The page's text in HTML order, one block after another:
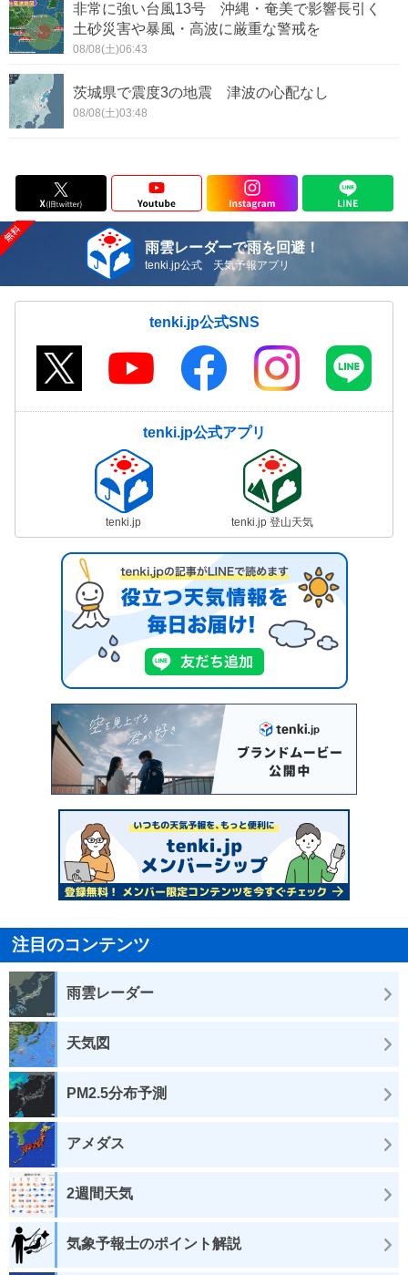
非常に強い台風13号 沖縄・奄美で影響長引く
土砂災害や暴風・高波に厳重な警戒を
08/08(土)06:43
茨城県で震度3の地震 津波の心配なし
08/08(土)03:48
雨雲レーダーで雨を回避！
tenki.jp公式 天気予報アプリ
tenki.jp公式SNS
tenki.jp公式アプリ
tenki.jp tenki.jp 登山天気
注目のコンテンツ
雨雲レーダー
天気図
PM2.5分布予測
アメダス
2週間天気
気象予報士のポイント解説